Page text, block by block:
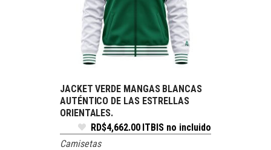
SELECCIONAR OPCIONES
JACKET VERDE MANGAS BLANCAS
AUTÉNTICO DE LAS ESTRELLAS
ORIENTALES.
RD$4,662.00 ITBIS no incluido
Camisetas